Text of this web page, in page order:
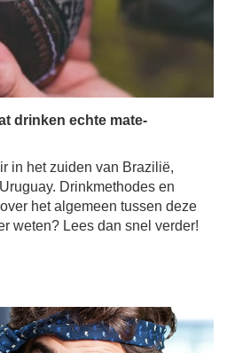
drinken echte mate-
in het zuiden van Brazilië,
Drinkmethodes en
het algemeen tussen deze
weten? Lees dan snel verder!